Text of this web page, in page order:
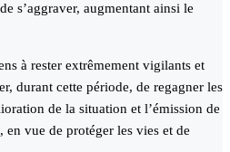
s’aggraver, augmentant ainsi le
à rester extrêmement vigilants et
durant cette période, de regagner les
de la situation et l’émission de
vue de protéger les vies et de